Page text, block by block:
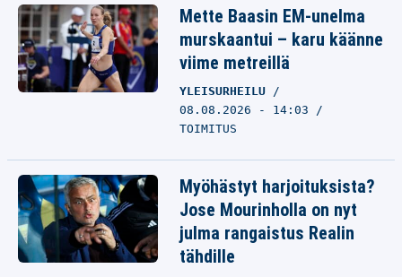
Mette Baasin EM-unelma
murskaantui – karu käänne
viime metreillä
YLEISURHEILU
08.08.2026 - 14:03
TOIMITUS
Myöhästyt harjoituksista?
Jose Mourinholla on nyt
julma rangaistus Realin
tähdille